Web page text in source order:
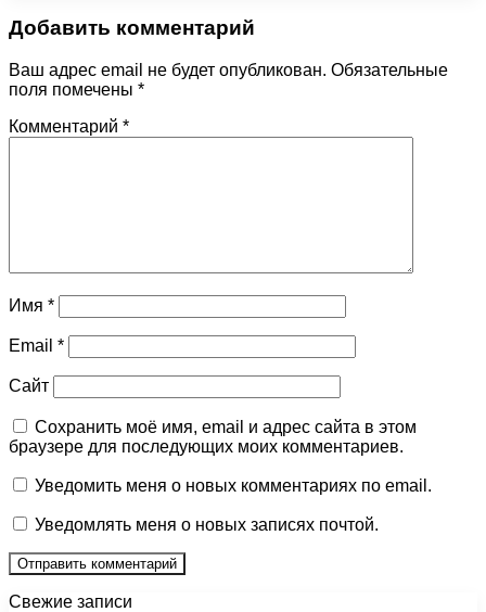
Добавить комментарий
Ваш адрес email не будет опубликован. Обязательные
поля помечены *
Комментарий *
Имя *
Email *
Сайт
Сохранить моё имя, email и адрес сайта в этом
браузере для последующих моих комментариев.
Уведомить меня о новых комментариях по email.
Уведомлять меня о новых записях почтой.
Свежие записи